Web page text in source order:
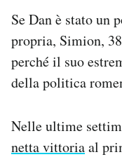
Se Dan è stato un
propria, Simion,
perché il suo
della politica
Nelle ultime
netta vittoriaal